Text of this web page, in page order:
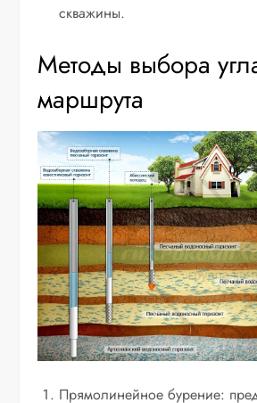
скважины.
Методы выбора
маршрута
Прямолинейное бурение: